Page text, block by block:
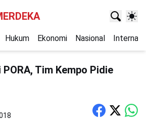
Hukum Ekonomi Nasional
Tim Kempo Pidie